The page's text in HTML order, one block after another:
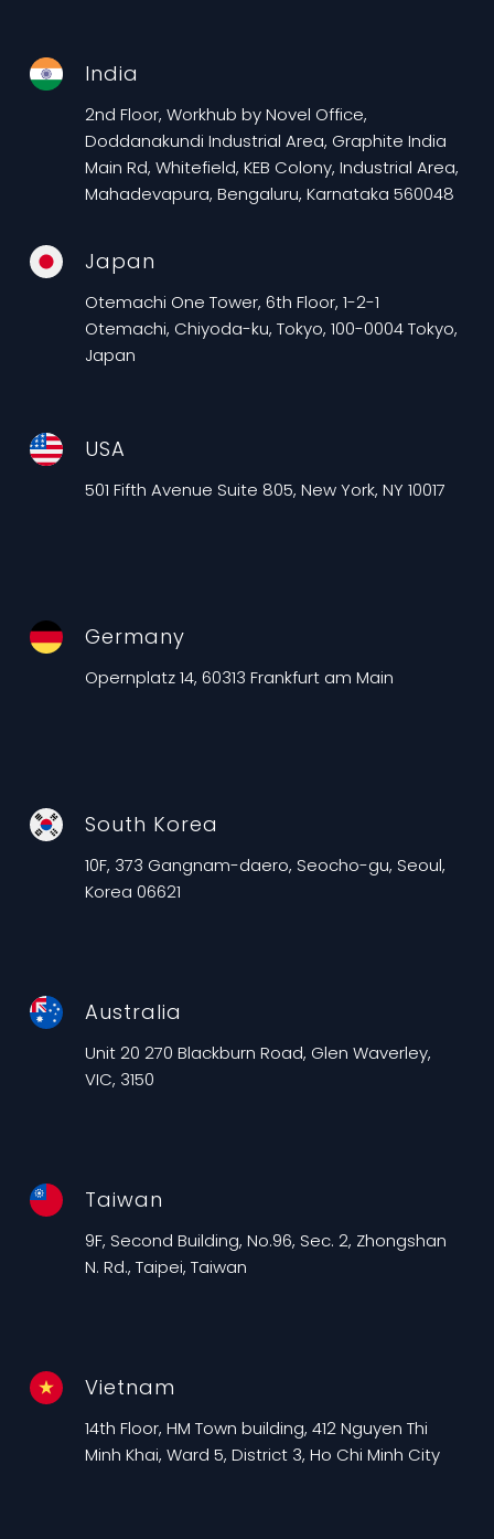
India
2nd Floor, Workhub by Novel Office,
Doddanakundi Industrial Area, Graphite India
Main Rd, Whitefield, KEB Colony, Industrial Area,
Mahadevapura, Bengaluru, Karnataka 560048
Japan
Otemachi One Tower, 6th Floor, 1-2-1
Otemachi, Chiyoda-ku, Tokyo, 100-0004 Tokyo,
Japan
USA
501 Fifth Avenue Suite 805, New York, NY 10017
Germany
Opernplatz 14, 60313 Frankfurt am Main
South Korea
10F, 373 Gangnam-daero, Seocho-gu, Seoul,
Korea 06621
Australia
Unit 20 270 Blackburn Road, Glen Waverley,
VIC, 3150
Taiwan
9F, Second Building, No.96, Sec. 2, Zhongshan
N. Rd., Taipei, Taiwan
Vietnam
14th Floor, HM Town building, 412 Nguyen Thi
Minh Khai, Ward 5, District 3, Ho Chi Minh City